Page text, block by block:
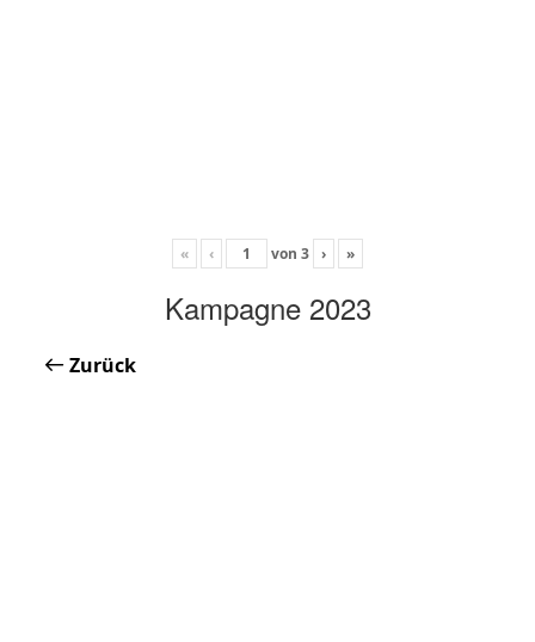
« ‹ von 3 › »
Kampagne 2023
Zurück